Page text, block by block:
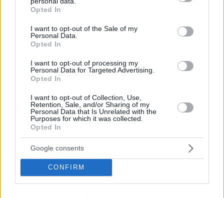
grant or deny consent to Google and its third-party tags to
use your data for below specified purposes in below Google
consent section.
Opted In
I want to opt-out of the Sale of my
Personal Data.
Opted In
I want to opt-out of processing my
Personal Data for Targeted Advertising.
Opted In
I want to opt-out of Collection, Use,
Retention, Sale, and/or Sharing of my
Personal Data that Is Unrelated with the
Purposes for which it was collected.
Opted In
Google consents
CONFIRM
Το μέλλον της τεχνολογίας
27.07.2026, 06:00
Η Smart φοιτητική κατοικία στην καρδιά της Αθήνας
03.08.2026, 10:56